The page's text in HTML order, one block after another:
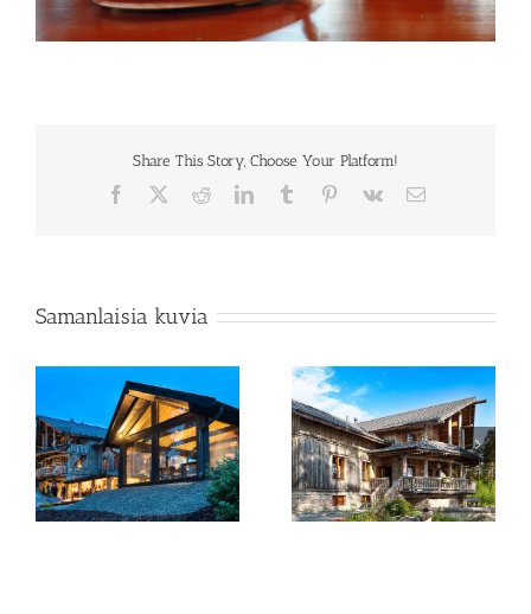
Share This Story, Choose Your Platform!
Facebook RedditLinkedInTumblr Pinterest
Vk Sähköposti
Samanlaisia kuvia
Rapukartano terassit
Kokoustila
Rapumestarin kellari